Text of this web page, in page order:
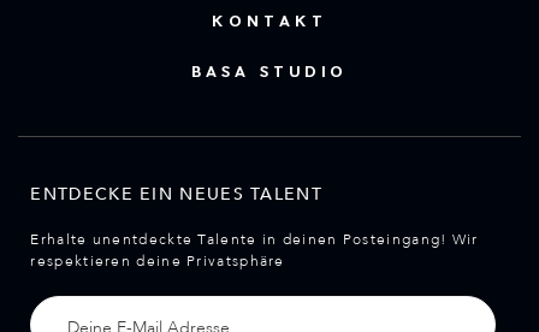
KONTAKT
BASA STUDIO
ENTDECKE EIN NEUES TALENT
Erhalte unentdeckte Talente in deinen Posteingang! Wir
respektieren deine Privatsphäre